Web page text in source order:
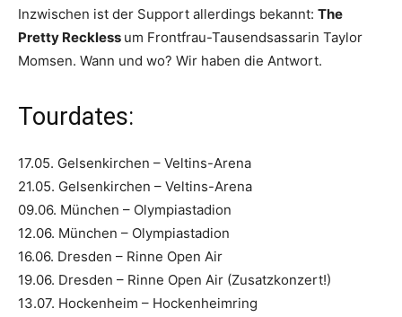
Inzwischen ist der Support allerdings bekannt: The
Pretty Reckless um Frontfrau-Tausendsassarin Taylor
Momsen. Wann und wo? Wir haben die Antwort.
Tourdates:
17.05. Gelsenkirchen – Veltins-Arena
21.05. Gelsenkirchen – Veltins-Arena
09.06. München – Olympiastadion
12.06. München – Olympiastadion
16.06. Dresden – Rinne Open Air
19.06. Dresden – Rinne Open Air (Zusatzkonzert!)
13.07. Hockenheim – Hockenheimring